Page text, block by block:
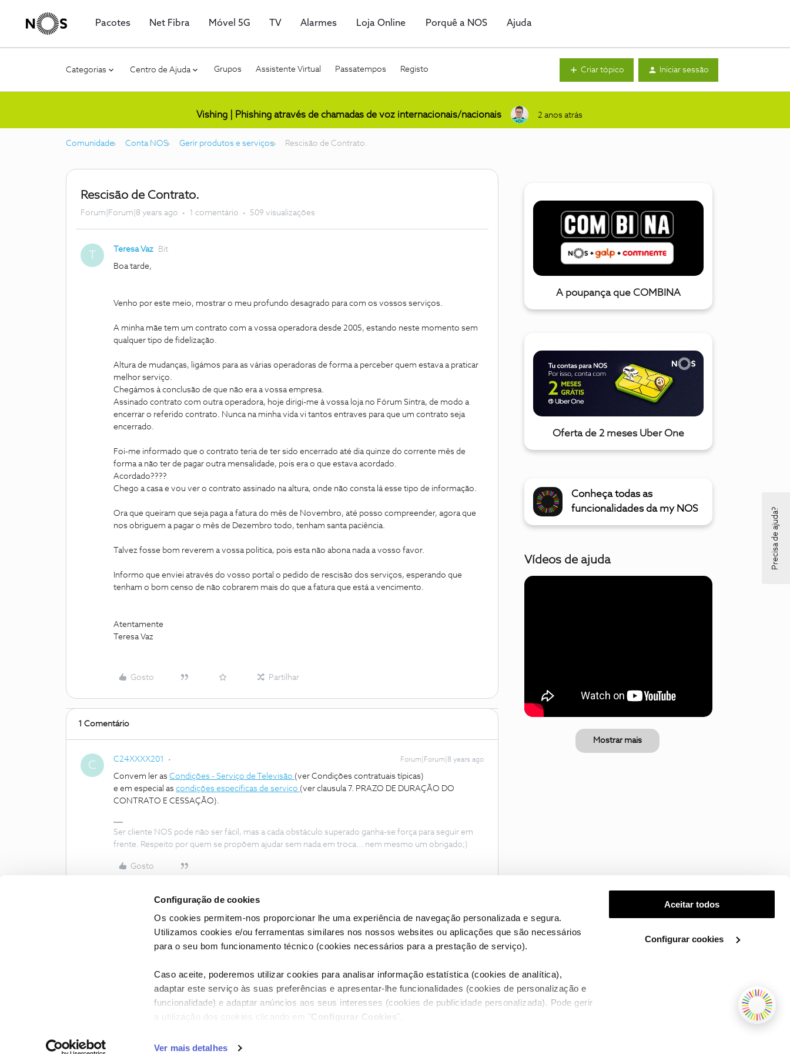
Configuração de cookies
Os cookies permitem-nos proporcionar lhe uma experiência de navegação personalizada e segura.
Utilizamos cookies e/ou ferramentas similares nos nossos websites ou aplicações que são necessários
para o seu bom funcionamento técnico (cookies necessários para a prestação de serviço).
Caso aceite, poderemos utilizar cookies para analisar informação estatística (cookies de analítica),
adaptar este serviço às suas preferências e apresentar-lhe funcionalidades (cookies de personalização e
funcionalidade) e adaptar anúncios aos seus interesses (cookies de publicidade personalizada). Pode gerir
a utilização dos cookies clicando em " Configurar Cookies ".
Ver mais detalhes
Aceitar todos
Configurar cookies
Pacotes Net Fibra Móvel 5G TV Alarmes Loja Online Porquê a NOS Ajuda
Categorias Centro de Ajuda Grupos Assistente Virtual Passatempos Registo Criar tópico Iniciar sessão
Vishing | Phishing através de chamadas de voz internacionais/nacionais 2 anos atrás
Comunidade Conta NOS Gerir produtos e serviços Rescisão de Contrato.
Rescisão de Contrato.
Forum|Forum|8 years ago 1 comentário 509 visualizações
Teresa Vaz Bit
Boa tarde,
Venho por este meio, mostrar o meu profundo desagrado para com os vossos serviços.
A minha mãe tem um contrato com a vossa operadora desde 2005, estando neste momento sem
qualquer tipo de fidelização.
Altura de mudanças, ligámos para as várias operadoras de forma a perceber quem estava a praticar
melhor serviço.
Chegámos à conclusão de que não era a vossa empresa.
Assinado contrato com outra operadora, hoje dirigi-me à vossa loja no Fórum Sintra, de modo a
encerrar o referido contrato. Nunca na minha vida vi tantos entraves para que um contrato seja
encerrado.
Foi-me informado que o contrato teria de ter sido encerrado até dia quinze do corrente mês de
forma a não ter de pagar outra mensalidade, pois era o que estava acordado.
Acordado????
Chego a casa e vou ver o contrato assinado na altura, onde não consta lá esse tipo de informação.
Ora que queiram que seja paga a fatura do mês de Novembro, até posso compreender, agora que
nos obriguem a pagar o mês de Dezembro todo, tenham santa paciência.
Talvez fosse bom reverem a vossa politica, pois esta não abona nada a vosso favor.
Informo que enviei através do vosso portal o pedido de rescisão dos serviços, esperando que
tenham o bom censo de não cobrarem mais do que a fatura que está a vencimento.
Atentamente
Teresa Vaz
Gosto Partilhar
1 Comentário
C C24XXXX201 Forum|Forum|8 years ago
Convem ler as Condições - Serviço de Televisão (ver Condições contratuais típicas)
e em especial as condições específicas de serviço (ver clausula 7. PRAZO DE DURAÇÃO DO
CONTRATO E CESSAÇÃO).
Ser cliente NOS pode não ser fácil, mas a cada obstáculo superado ganha-se força para seguir em
frente. Respeito por quem se propõem ajudar sem nada em troca... nem mesmo um obrigado;)
Gosto
A poupança que COMBINA
Oferta de 2 meses Uber One
Conheça todas as
funcionalidades da my NOS
Vídeos de ajuda
Mostrar mais
Condições do Fórum NOS Accessibility statement
Precisa de ajuda?